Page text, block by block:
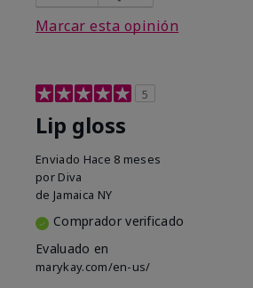
Marcar esta opinión
5
Lip gloss
Enviado Hace 8 meses
por Diva
de Jamaica NY
Comprador verificado
Evaluado en
marykay.com/en-us/